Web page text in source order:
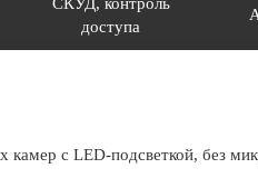
доступа
с LED-подсветкой, без